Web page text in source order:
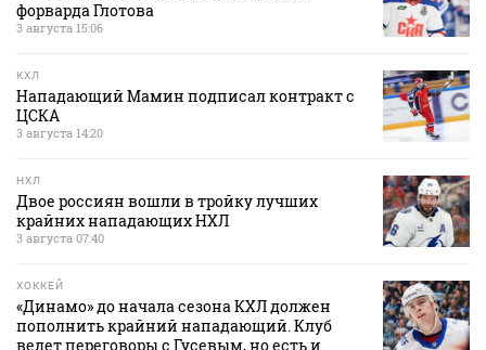
форварда Глотова
3 августа 15:06
КХЛ
Нападающий Мамин подписал контракт с
ЦСКА
3 августа 14:20
НХЛ
Двое россиян вошли в тройку лучших
крайних нападающих НХЛ
3 августа 07:40
ХОККЕЙ
«Динамо» до начала сезона КХЛ должен
пополнить крайний нападающий. Клуб
ведет переговоры с Гусевым, но есть и